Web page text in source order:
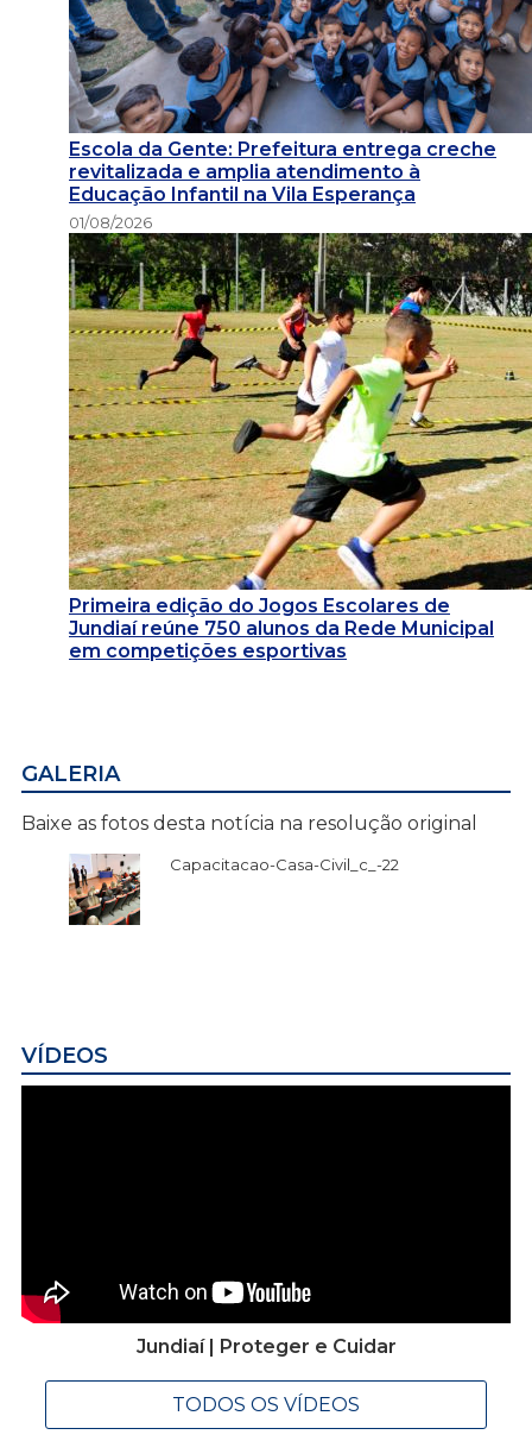
Escola da Gente: Prefeitura entrega creche
revitalizada e amplia atendimento à
Educação Infantil na Vila Esperança
01/08/2026
Primeira edição do Jogos Escolares de
Jundiaí reúne 750 alunos da Rede Municipal
em competições esportivas
GALERIA
Baixe as fotos desta notícia na resolução original
Capacitacao-Casa-Civil_c_-22
VÍDEOS
Jundiaí | Proteger e Cuidar
TODOS OS VÍDEOS